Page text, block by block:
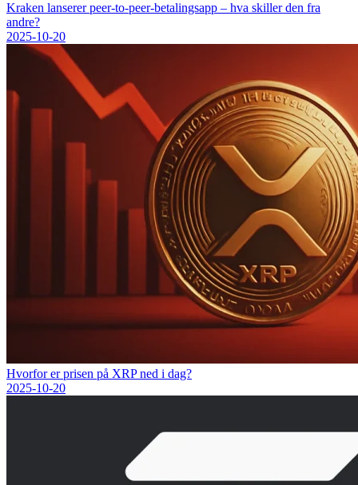
Kraken lanserer peer-to-peer-betalingsapp – hva skiller den fra
andre?
2025-10-20
Hvorfor er prisen på XRP ned i dag?
2025-10-20